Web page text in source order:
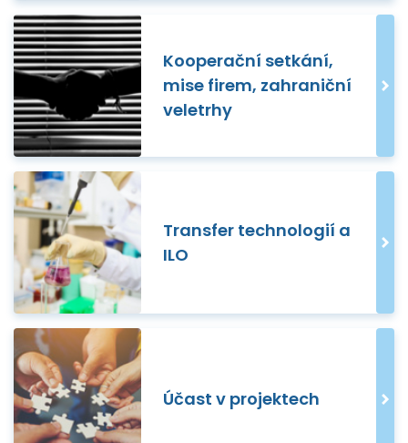
Kooperační setkání,
mise firem, zahraniční
veletrhy
Transfer technologií a
ILO
Účast v projektech